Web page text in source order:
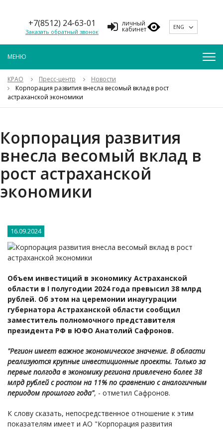
+7(8512) 24-63-01
Заказать обратный звонок
личный
кабинет ENG
КРАО Пресс-центр
Новости
Корпорация развития внесла весомый вклад в рост
астраханской экономики
Корпорация развития
внесла весомый вклад в
рост астраханской
экономики
16.09.2024
Объем инвестиций в экономику Астраханской
области в I полугодии 2024 года превысил 38 млрд
рублей. Об этом на церемонии инаугурации
губернатора Астраханской области сообщил
заместитель полномочного представителя
президента РФ в ЮФО Анатолий Сафронов.
"Регион имеет важное экономическое значение. В области
реализуются крупные инвестиционные проекты. Только за
первые полгода в экономику региона привлечено более 38
млрд рублей с ростом на 11% по сравнению с аналогичным
периодом прошлого года", - отметил Сафронов.
К слову сказать, непосредственное отношение к этим
показателям имеет и АО "Корпорация развития